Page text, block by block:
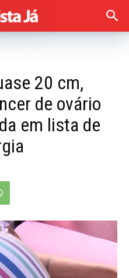
20 cm,
de ovário
em lista de